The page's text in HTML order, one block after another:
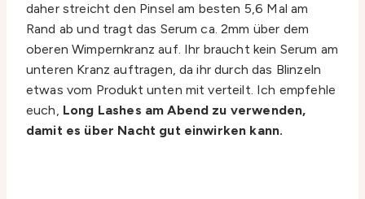
daher streicht den Pinsel am besten 5,6 Mal am
Rand ab und tragt das Serum ca. 2mm über dem
oberen Wimpernkranz auf. Ihr braucht kein Serum am
unteren Kranz auftragen, da ihr durch das Blinzeln
etwas vom Produkt unten mit verteilt. Ich empfehle
euch, Long Lashes am Abend zu verwenden,
damit es über Nacht gut einwirken kann.